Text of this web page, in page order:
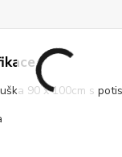
90 x 100cm s